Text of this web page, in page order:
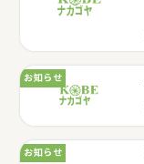
カテゴリ：
お知らせ
カテゴリ：
お知らせ